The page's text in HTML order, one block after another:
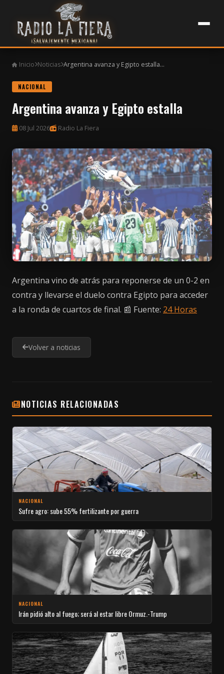
Inicio Noticias Argentina avanza y Egipto estalla...
NACIONAL
Argentina avanza y Egipto estalla
08 Jul 2026 Radio La Fiera
Argentina vino de atrás para reponerse de un 0-2 en
contra y llevarse el duelo contra Egipto para acceder
a la ronda de cuartos de final. 📰 Fuente: 24 Horas
Volver a noticias
NOTICIAS RELACIONADAS
NACIONAL
Sufre agro: sube 55% fertilizante por guerra
NACIONAL
Irán pidió alto al fuego; será al estar libre Ormuz.-Trump